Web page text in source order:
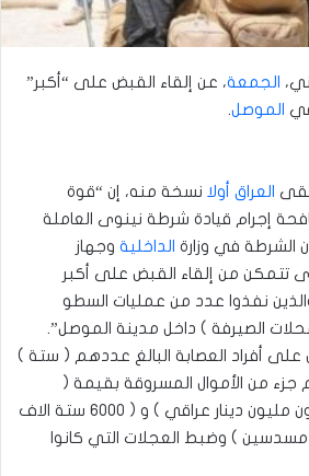
الجمعة، عن إلقاء القبض على “أكبر”
الموصل.
العراق أولا نسخة منه، إن “قوة
إجرام قيادة شرطة نينوى العاملة
الشرطة في وزارة الداخلية وجهاز
تتمكن من إلقاء القبض على أكبر
نفذوا عدد من عمليات السطو
الصيرفة ) داخل مدينة الموصل”.
أفراد العصابة البالغ عددهم ( ستة )
من الأموال المسروقة بقيمة (
٦٥٠٠٠،٠٠٠ خمسة وستون مليون دينار عراقي ) و ( ٦٠٠٠ ستة الاف
) وضبط العجلات التي كانوا